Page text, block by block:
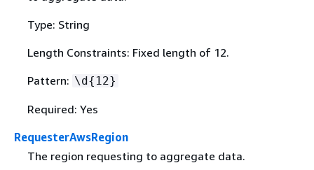
Type: String
Length Constraints: Fixed length of 12.
Pattern: \d{ 12}
Required: Yes
RequesterAwsRegion
The region requesting to aggregate data.